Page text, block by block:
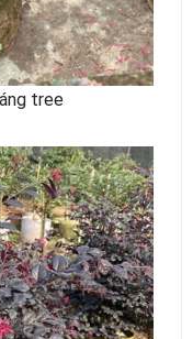
tree